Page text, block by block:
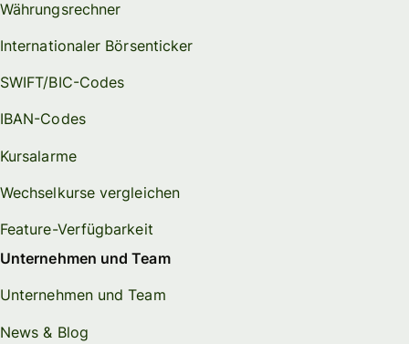
Währungsrechner
Internationaler Börsenticker
SWIFT/BIC-Codes
IBAN-Codes
Kursalarme
Wechselkurse vergleichen
Feature-Verfügbarkeit
Unternehmen und Team
Unternehmen und Team
News & Blog